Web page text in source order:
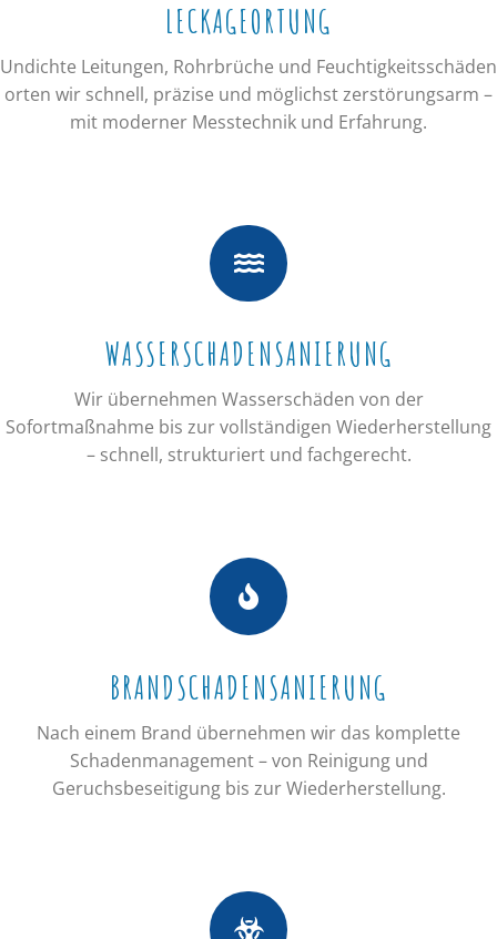
LECKAGEORTUNG
Undichte Leitungen, Rohrbrüche und Feuchtigkeitsschäden
orten wir schnell, präzise und möglichst zerstörungsarm –
mit moderner Messtechnik und Erfahrung.
WASSERSCHADENSANIERUNG
Wir übernehmen Wasserschäden von der
Sofortmaßnahme bis zur vollständigen Wiederherstellung
– schnell, strukturiert und fachgerecht.
BRANDSCHADENSANIERUNG
Nach einem Brand übernehmen wir das komplette
Schadenmanagement – von Reinigung und
Geruchsbeseitigung bis zur Wiederherstellung.